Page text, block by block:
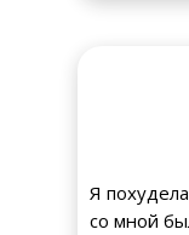
Я
со мной